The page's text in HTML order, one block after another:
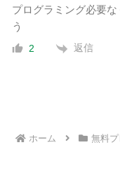
プログラミング必要
う
2 返信
ホーム 無料プ